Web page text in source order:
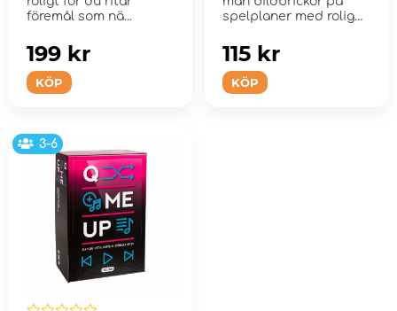
föremål som nä...
KÖP
199 kr
spelplaner med roliga
KÖP
115 kr
3-6